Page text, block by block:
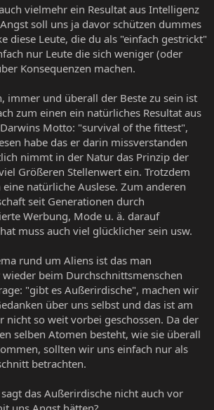
vielmehr ein Resultat aus Intelligenz
soll uns ja davor schützen dummes
diese Leute, die du als "einfach gestrickt"
nur Leute die sich weniger (oder
Konsequenzen machen.
immer und überall der Beste zu sein ist
zum einen ein natürliches Resultat aus
Motto: "survival of the fittest",
habe das er darin missverstanden
nimmt in der Natur das Prinzip der
Größeren Stellenwert ein. Trotzdem
natürliche Auslese. Zum anderen
seit Generationen durch
Werbung, Mode u. ä. darauf
muss auch viel glücklicher sein usw.
rund um Aliens ist das man
beim Durchschnittsmenschen
"gibt es Außerirdische", machen wir
über uns selbst und das ist am
nicht so weit vorbei geschossen. Da der
selben Atomen besteht, wie sie überall
sollten wir uns einfach nur als
betrachten.
das Außerirdische nicht auch vor